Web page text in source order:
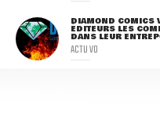
DIAMOND COMICS
ÉDITEURS LES
DANS LEUR
ACTU VO